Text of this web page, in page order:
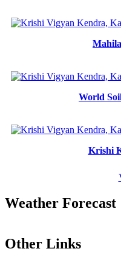
World
Krishi
Weather Forecast
Other Links